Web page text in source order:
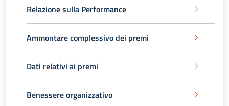
Relazione sulla Performance
Ammontare complessivo dei premi
Dati relativi ai premi
Benessere organizzativo